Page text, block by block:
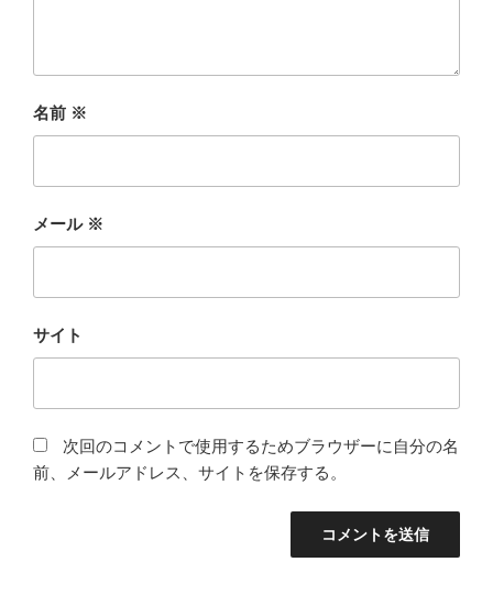
名前 ※
メール ※
サイト
次回のコメントで使用するためブラウザーに自分の名
前、メールアドレス、サイトを保存する。